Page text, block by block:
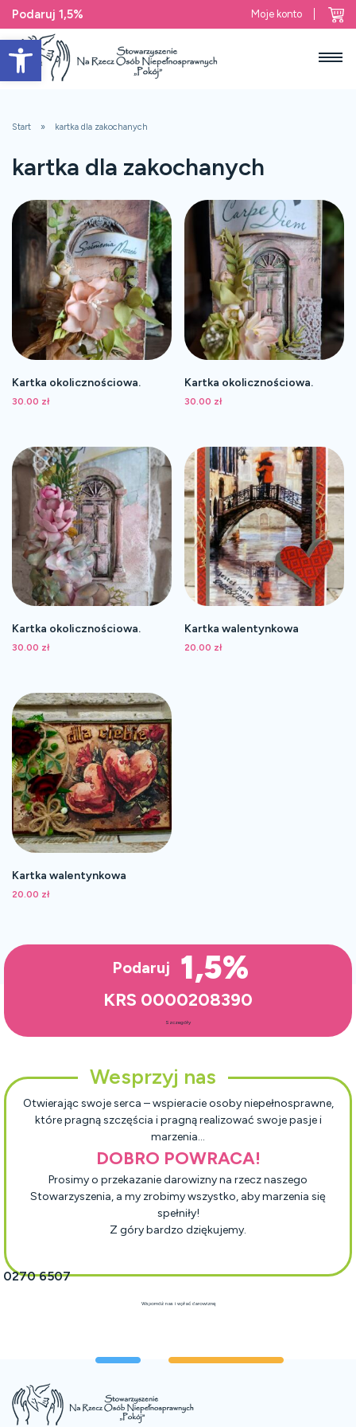
Open toolbar
Podaruj 1,5% Moje konto
Start kartka dla zakochanych
kartka dla zakochanych
Kartka okolicznościowa.
30.00 zł
Kartka okolicznościowa.
30.00 zł
Kartka okolicznościowa.
30.00 zł
Kartka walentynkowa
20.00 zł
Kartka walentynkowa
20.00 zł
Podaruj 1,5%
KRS 0000208390
Szczegóły
Wesprzyj nas
Otwierając swoje serca – wspieracie osoby niepełnosprawne,
które pragną szczęścia i pragną realizować swoje pasje i
marzenia…
DOBRO POWRACA!
Prosimy o przekazanie darowizny na rzecz naszego
Stowarzyszenia, a my zrobimy wszystko, aby marzenia się
spełniły!
Z góry bardzo dziękujemy.
0270 6507
Wspomóż nas i wpłać darowiznę